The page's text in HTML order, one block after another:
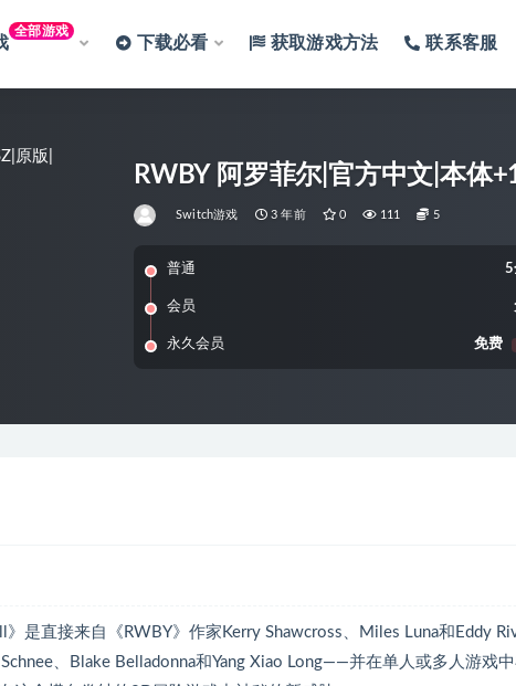
全部游戏
下载必看 获取游戏方法 联系客服
RWBY 阿罗菲尔|官方中文|本体
Switch游戏 3 年前 0 111 5
普通 5
会员
永久会员 免费
是直接来自《RWBY》作家Kerry Shawcross、Miles Luna和Eddy
、Blake Belladonna和Yang Xiao Long——并在单人或多人游戏